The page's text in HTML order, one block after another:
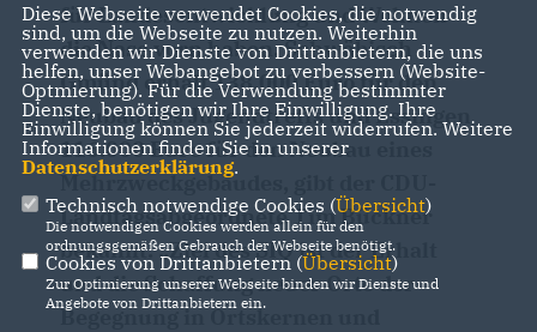
für Landesentwicklung und Wohnen
die Nase vorn haben. Schwäbisch
Gmünd erhält 138.000 Euro für den
Neubau des Jugendtreffs und Essingen
116.000 Euro für den Neubau eines
Mehrzweckgebäudes, gibt der CDU-
Landtagsabgeordnete Tim Bückner
bekannt. „Ziel des SIQ ist der Erhalt
und die Schaffung neuer Orte der
Begegnung in Ortskernen und
Diese Webseite verwendet Cookies, die notwendig
sind, um die Webseite zu nutzen. Weiterhin
verwenden wir Dienste von Drittanbietern, die uns
helfen, unser Webangebot zu verbessern (Website-
Optmierung). Für die Verwendung bestimmter
Dienste, benötigen wir Ihre Einwilligung. Ihre
Einwilligung können Sie jederzeit widerrufen. Weitere
Informationen finden Sie in unserer
Datenschutzerklärung.
Technisch notwendige Cookies (Übersicht)
Die notwendigen Cookies werden allein für den
ordnungsgemäßen Gebrauch der Webseite benötigt.
Cookies von Drittanbietern (Übersicht)
Zur Optimierung unserer Webseite binden wir Dienste und
Angebote von Drittanbietern ein.